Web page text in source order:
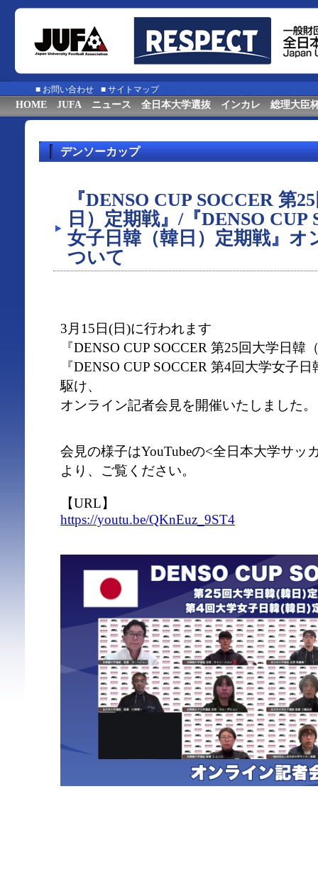
■ お問い合わせ ■ サイトマップ
HOME JUFA ニュース 全日本大学選抜 インカレ 総理大臣
デンソーカップ
『DENSO CUP SOCCER 第
日）定期戦』/『DENSO CUP
女子日韓（韓日）定期戦』オ
ついて
3月15日(日)に行われます
『DENSO CUP SOCCER 第25回大学日韓
『DENSO CUP SOCCER 第4回大学女子
駆け、
オンライン記者会見を開催いたしました。
会見の様子はYouTubeの<全日本大学サッ
より、ご覧ください。
【URL】
https://youtu.be/QKnEuz_9ST4